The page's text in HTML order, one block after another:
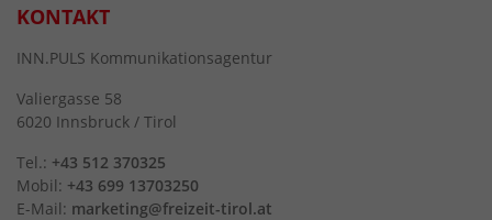
KONTAKT
INN.PULS Kommunikationsagentur
Valiergasse 58
6020 Innsbruck / Tirol
Tel.: +43 512 370325
Mobil: +43 699 13703250
E-Mail: marketing@freizeit-tirol.at